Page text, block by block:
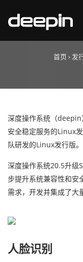
深度操
首页›发
深度操作系统（deepin
安全稳定服务的Linux
队研发的Linux发行版
深度操作系统20.5升级
步提升系统兼容性和安
需求，开发并集成了大
人脸识别